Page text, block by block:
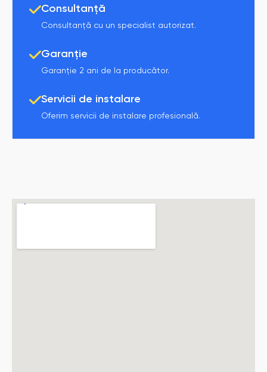
Consultanță
Consultanță cu un specialist autorizat.
Garanție
Garanție 2 ani de la producător.
Servicii de instalare
Oferim servicii de instalare profesională.